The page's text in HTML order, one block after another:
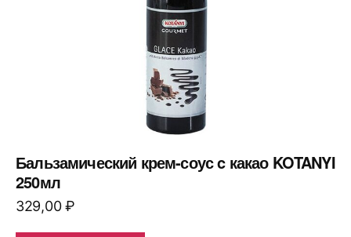
Бальзамический крем-соус c какао KOTANYI
250мл
329,00₽